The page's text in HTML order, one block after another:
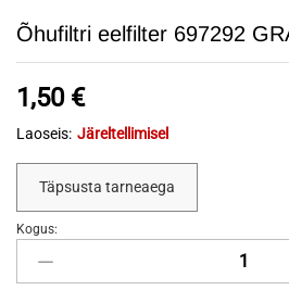
Õhufiltri eelfilter 697292
1,50 €
Laoseis: Järeltellimisel
Täpsusta tarneaega
Õhufiltri
eelfilter
Kogus: